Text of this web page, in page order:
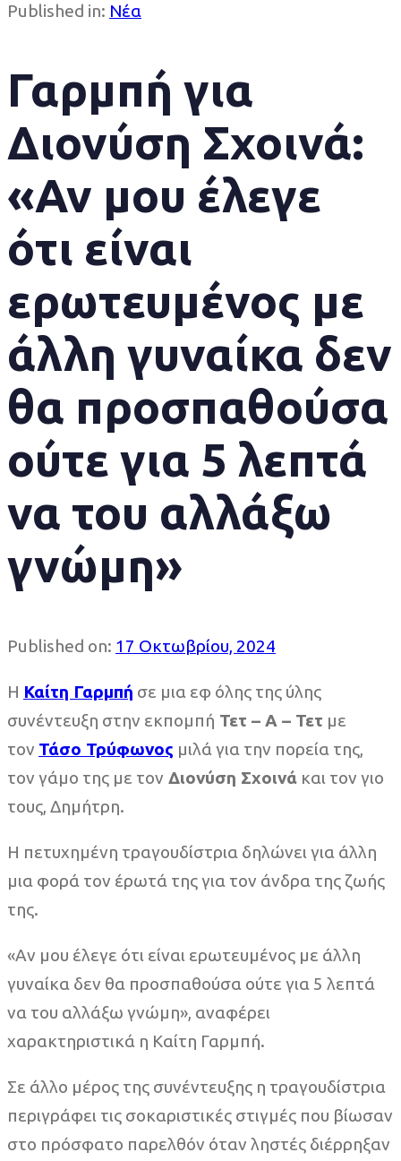
Published in: Νέα
Γαρμπή για
Διονύση Σχοινά:
«Αν μου έλεγε
ότι είναι
ερωτευμένος με
άλλη γυναίκα δεν
θα προσπαθούσα
ούτε για 5 λεπτά
να του αλλάξω
γνώμη»
Published on: 17 Οκτωβρίου, 2024
Η Καίτη Γαρμπή σε μια εφ όλης της ύλης
συνέντευξη στην εκπομπή Τετ – Α – Τετ με
τον Τάσο Τρύφωνος μιλά για την πορεία της,
τον γάμο της με τον Διονύση Σχοινά και τον γιο
τους, Δημήτρη.
Η πετυχημένη τραγουδίστρια δηλώνει για άλλη
μια φορά τον έρωτά της για τον άνδρα της ζωής
της.
«Αν μου έλεγε ότι είναι ερωτευμένος με άλλη
γυναίκα δεν θα προσπαθούσα ούτε για 5 λεπτά
να του αλλάξω γνώμη», αναφέρει
χαρακτηριστικά η Καίτη Γαρμπή.
Σε άλλο μέρος της συνέντευξης η τραγουδίστρια
περιγράφει τις σοκαριστικές στιγμές που βίωσαν
στο πρόσφατο παρελθόν όταν ληστές διέρρηξαν